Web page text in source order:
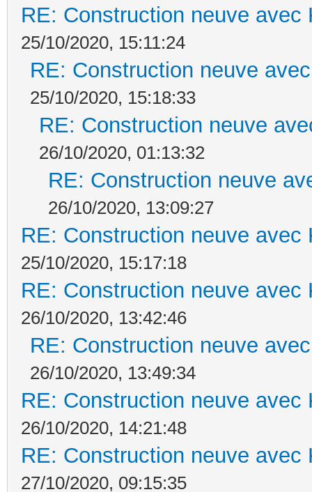
RE: Construction neuve avec
25/10/2020, 15:11:24
RE: Construction neuve
25/10/2020, 15:18:33
RE: Construction neuve
26/10/2020, 01:13:32
RE: Construction neuve
26/10/2020, 13:09:27
RE: Construction neuve avec
25/10/2020, 15:17:18
RE: Construction neuve avec
26/10/2020, 13:42:46
RE: Construction neuve
26/10/2020, 13:49:34
RE: Construction neuve avec
26/10/2020, 14:21:48
RE: Construction neuve avec
27/10/2020, 09:15:35